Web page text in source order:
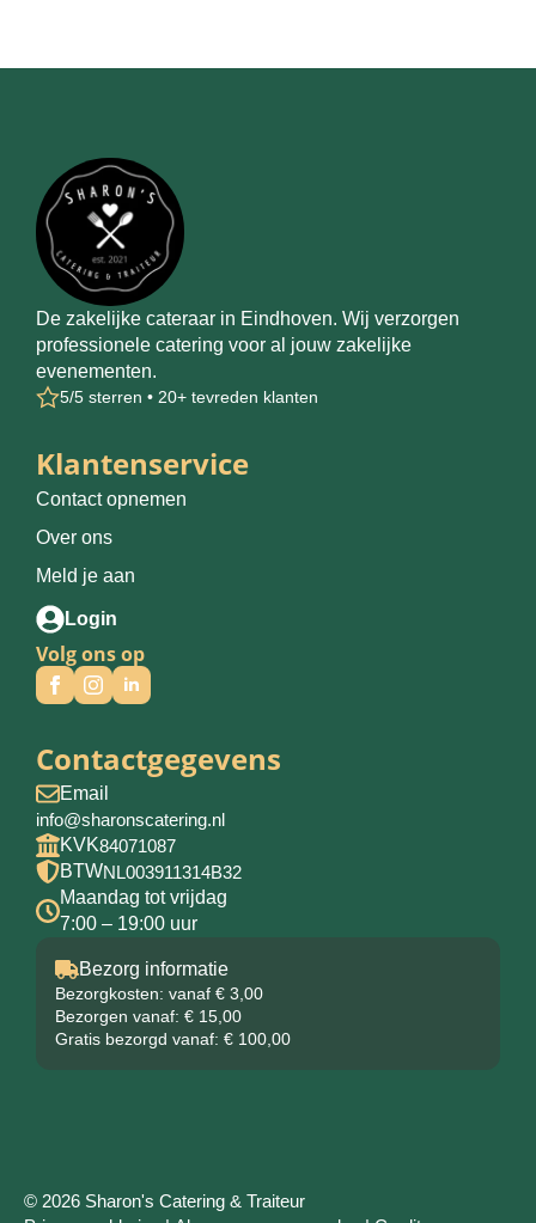
De zakelijke cateraar in Eindhoven. Wij verzorgen
professionele catering voor al jouw zakelijke
evenementen.
5/5 sterren • 20+ tevreden klanten
Klantenservice
Contact opnemen
Over ons
Meld je aan
Login
Volg ons op
Contactgegevens
Email
info@sharonscatering.nl
KVK84071087
BTWNL003911314B32
Maandag tot vrijdag
7:00 – 19:00 uur
Bezorg informatie
Bezorgkosten: vanaf € 3,00
Bezorgen vanaf: € 15,00
Gratis bezorgd vanaf: € 100,00
© 2026 Sharon's Catering & Traiteur